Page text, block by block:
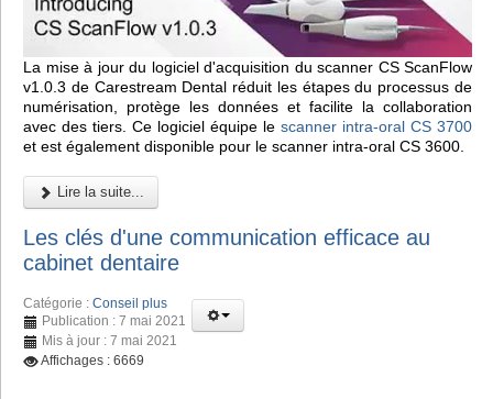
La mise à jour du logiciel d'acquisition du scanner CS ScanFlow
v1.0.3 de Carestream Dental réduit les étapes du processus de
numérisation, protège les données et facilite la collaboration
avec des tiers. Ce logiciel équipe le scanner intra-oral CS 3700
et est également disponible pour le scanner intra-oral CS 3600.
Lire la suite...
Les clés d'une communication efficace au
cabinet dentaire
Catégorie : Conseil plus
Publication : 7 mai 2021
Mis à jour : 7 mai 2021
Affichages : 6669